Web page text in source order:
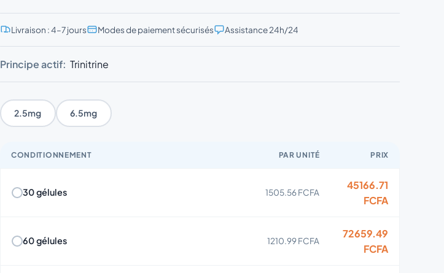
Livraison : 4–7 jours Modes de paiement sécurisés Assistance 24h/24
Principe actif: Trinitrine
2.5mg 6.5mg
CONDITIONNEMENT PAR UNITÉ PRIX
30 gélules 1505.56 FCFA
45166.71
FCFA
60 gélules 1210.99 FCFA
72659.49
FCFA